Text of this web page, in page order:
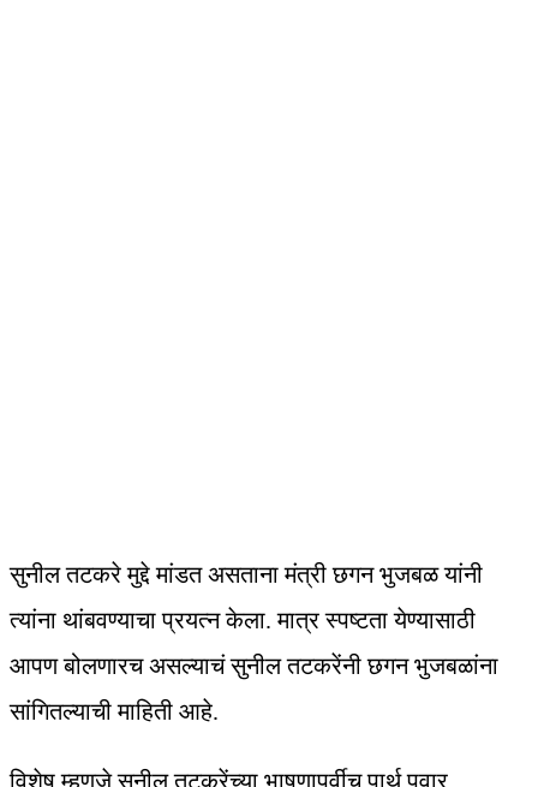
सुनील तटकरे मुद्दे मांडत असताना मंत्री छगन भुजबळ यांनी
त्यांना थांबवण्याचा प्रयत्न केला. मात्र स्पष्टता येण्यासाठी
आपण बोलणारच असल्याचं सुनील तटकरेंनी छगन भुजबळांना
सांगितल्याची माहिती आहे.
विशेष म्हणजे सुनील तटकरेंच्या भाषणापूर्वीच पार्थ पवार